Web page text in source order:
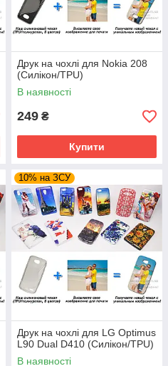
Друк на чохлі для Nokia 208
(Силікон/TPU)
В наявності
249 ₴
Купити
10% на ЗСУ
Друк на чохлі для LG Optimus
L90 Dual D410 (Силікон/TPU)
В наявності